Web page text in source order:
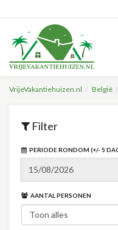
VrijeVakantiehuizen.nl België
Filter
PERIODE RONDOM (+/- 5
AANTAL PERSONEN